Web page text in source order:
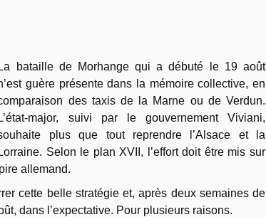
La bataille de Morhange qui a débuté le 19 août
guère présente dans la mémoire collective, en
des taxis de la Marne ou de Verdun.
L’état-major, suivi par le gouvernement Viviani,
plus que tout reprendre l’Alsace et la
Lorraine. Selon le plan XVII, l’effort doit être mis sur
allemand.
cette belle stratégie et, après deux semaines de
dans l’expectative. Pour plusieurs raisons.